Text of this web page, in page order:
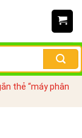
thẻ “máy phân